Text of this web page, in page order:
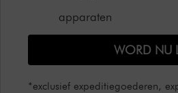
apparaten
WORD NU
*exclusief expeditiegoederen,